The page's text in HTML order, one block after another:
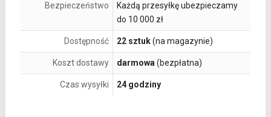
Bezpieczeństwo
Każdą przesyłkę ubezpieczamy
do 10 000 zł
Dostępność 22 sztuk(na magazynie)
Koszt dostawy darmowa (bezpłatna)
Czas wysyłki 24 godziny